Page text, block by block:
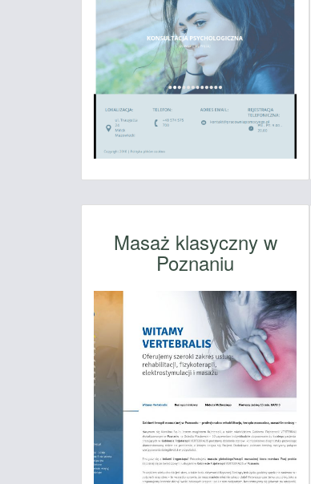
Masaż klasyczny w
Poznaniu